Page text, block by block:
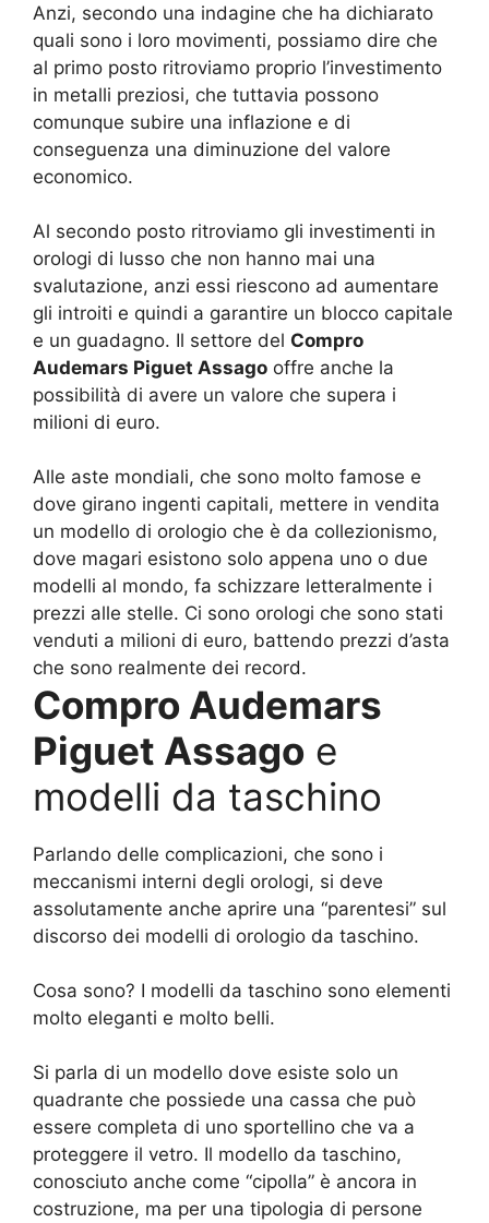
Anzi, secondo una indagine che ha dichiarato
quali sono i loro movimenti, possiamo dire che
al primo posto ritroviamo proprio l’investimento
in metalli preziosi, che tuttavia possono
comunque subire una inflazione e di
conseguenza una diminuzione del valore
economico.
Al secondo posto ritroviamo gli investimenti in
orologi di lusso che non hanno mai una
svalutazione, anzi essi riescono ad aumentare
gli introiti e quindi a garantire un blocco capitale
e un guadagno. Il settore del Compro
Audemars Piguet Assago offre anche la
possibilità di avere un valore che supera i
milioni di euro.
Alle aste mondiali, che sono molto famose e
dove girano ingenti capitali, mettere in vendita
un modello di orologio che è da collezionismo,
dove magari esistono solo appena uno o due
modelli al mondo, fa schizzare letteralmente i
prezzi alle stelle. Ci sono orologi che sono stati
venduti a milioni di euro, battendo prezzi d’asta
che sono realmente dei record.
Compro Audemars
Piguet Assago e
modelli da taschino
Parlando delle complicazioni, che sono i
meccanismi interni degli orologi, si deve
assolutamente anche aprire una “parentesi” sul
discorso dei modelli di orologio da taschino.
Cosa sono? I modelli da taschino sono elementi
molto eleganti e molto belli.
Si parla di un modello dove esiste solo un
quadrante che possiede una cassa che può
essere completa di uno sportellino che va a
proteggere il vetro. Il modello da taschino,
conosciuto anche come “cipolla” è ancora in
costruzione, ma per una tipologia di persone